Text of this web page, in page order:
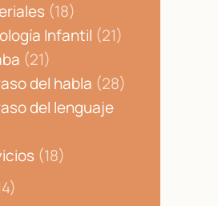
(18)
Infantil (21)
(21)
del habla (28)
del lenguaje
(18)